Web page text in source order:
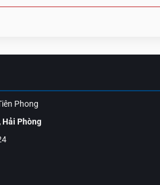
Phong
Hải Phòng